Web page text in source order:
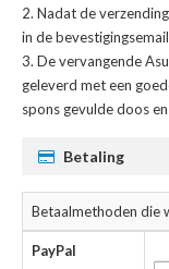
Nadat de
in de
Devervangende
geleverd met een
spons gevulde doos
Betaling
Betaalmethoden die
PayPal